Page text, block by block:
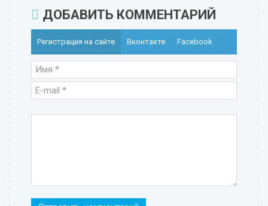
ДОБАВИТЬ КОММЕНТАРИЙ
Регистрация на сайте Вконтакте Facebook